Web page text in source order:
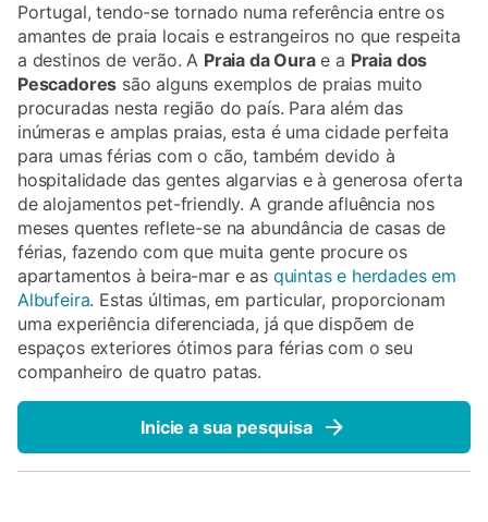
Portugal, tendo-se tornado numa referência entre os
amantes de praia locais e estrangeiros no que respeita
a destinos de verão. A Praia da Ourae a Praia dos
Pescadores são alguns exemplos de praias muito
procuradas nesta região do país. Para além das
inúmeras e amplas praias, esta é uma cidade perfeita
para umas férias com o cão, também devido à
hospitalidade das gentes algarvias e à generosa oferta
de alojamentos pet-friendly. A grande afluência nos
meses quentes reflete-se na abundância de casas de
férias, fazendo com que muita gente procure os
apartamentos à beira-mar e as quintas e herdades em
Albufeira. Estas últimas, em particular, proporcionam
uma experiência diferenciada, já que dispõem de
espaços exteriores ótimos para férias com o seu
companheiro de quatro patas.
Inicie a sua pesquisa